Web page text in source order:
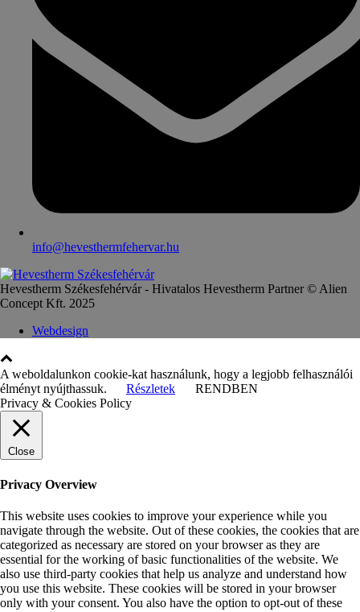
info@hevesthermfehervar.hu
Hevestherm Székesfehérvár - Hivatalos Hevestherm Partner © Alien
Concept Kft. 2025
Webdesign
A weboldalunkon cookie-kat használunk, hogy a legjobb felhasználói
élményt nyújthassuk.
Részletek
RENDBEN
Privacy & Cookies Policy
Close
Privacy Overview
This website uses cookies to improve your experience while you
navigate through the website. Out of these cookies, the cookies that are
categorized as necessary are stored on your browser as they are
essential for the working of basic functionalities of the website. We
also use third-party cookies that help us analyze and understand how
you use this website. These cookies will be stored in your browser
only with your consent. You also have the option to opt-out of these